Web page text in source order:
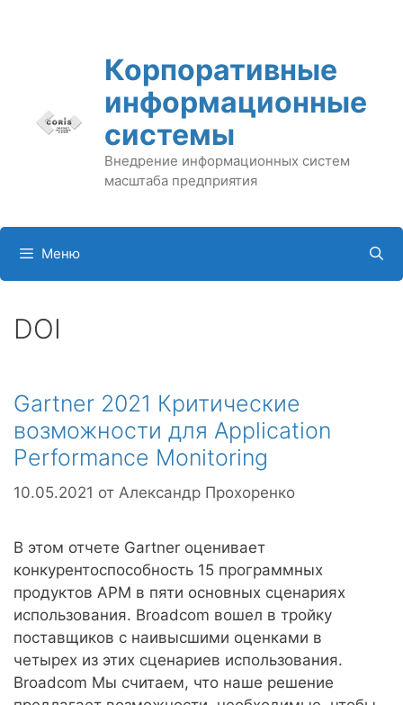
Корпоративные
информационные
системы
Внедрение информационных систем
масштаба предприятия
Меню
DOI
Gartner 2021 Критические
возможности для Application
Performance Monitoring
10.05.2021 от Александр Прохоренко
В этом отчете Gartner оценивает
конкурентоспособность 15 программных
продуктов APM в пяти основных сценариях
использования. Broadcom вошел в тройку
поставщиков с наивысшими оценками в
четырех из этих сценариев использования.
Broadcom Мы считаем, что наше решение